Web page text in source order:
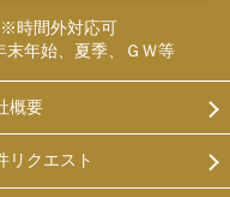
時間外対応可
末年始、夏季、ＧＷ等
概要
リクエスト